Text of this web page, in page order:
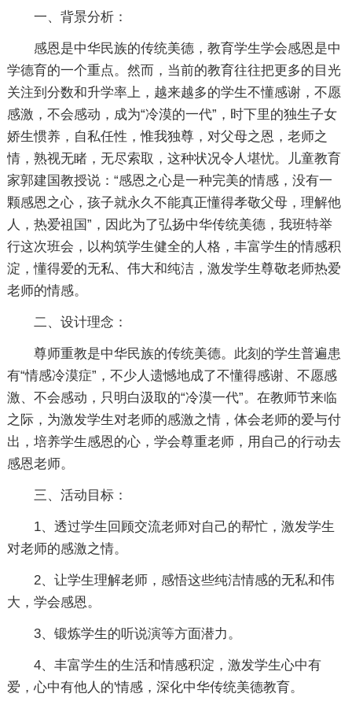
一、背景分析：
感恩是中华民族的传统美德，教育学生学会感恩是中
学德育的一个重点。然而，当前的教育往往把更多的目光
关注到分数和升学率上，越来越多的学生不懂感谢，不愿
感激，不会感动，成为“冷漠的一代”，时下里的独生子女
娇生惯养，自私任性，惟我独尊，对父母之恩，老师之
情，熟视无睹，无尽索取，这种状况令人堪忧。儿童教育
家郭建国教授说：“感恩之心是一种完美的情感，没有一
颗感恩之心，孩子就永久不能真正懂得孝敬父母，理解他
人，热爱祖国”，因此为了弘扬中华传统美德，我班特举
行这次班会，以构筑学生健全的人格，丰富学生的情感积
淀，懂得爱的无私、伟大和纯洁，激发学生尊敬老师热爱
老师的情感。
二、设计理念：
尊师重教是中华民族的传统美德。此刻的学生普遍患
有“情感冷漠症”，不少人遗憾地成了不懂得感谢、不愿感
激、不会感动，只明白汲取的“冷漠一代”。在教师节来临
之际，为激发学生对老师的感激之情，体会老师的爱与付
出，培养学生感恩的心，学会尊重老师，用自己的行动去
感恩老师。
三、活动目标：
1、透过学生回顾交流老师对自己的帮忙，激发学生
对老师的感激之情。
2、让学生理解老师，感悟这些纯洁情感的无私和伟
大，学会感恩。
3、锻炼学生的听说演等方面潜力。
4、丰富学生的生活和情感积淀，激发学生心中有
爱，心中有他人的'情感，深化中华传统美德教育。